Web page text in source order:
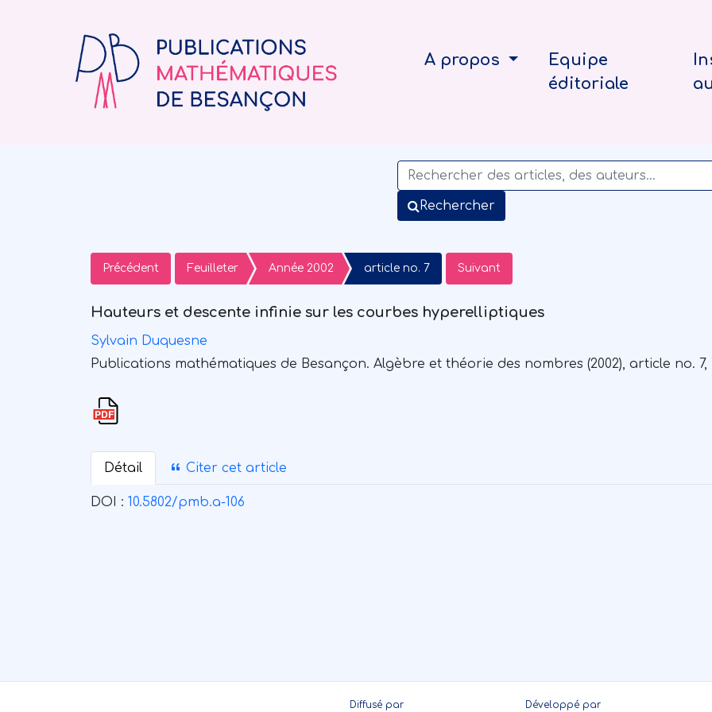
A propos
Equipe
éditoriale
Rechercher
Précédent Feuilleter Année 2002 article no. 7 Suivant
Hauteurs et descente infinie sur les courbes hyperelliptiques
Sylvain Duquesne
Publications mathématiques de Besançon. Algèbre et théorie des nombres (2002), article no. 7,
Détail Citer cet article
DOI : 10.5802/pmb.a-106
Diffusé par Développé par